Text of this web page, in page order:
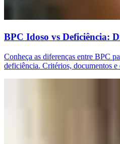
BPC Idoso vs Deficiência:
Conheça as diferenças entre BPC
deficiência. Critérios, documentos e